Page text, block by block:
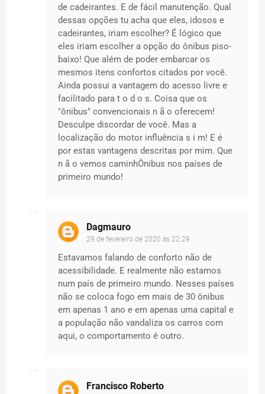
de cadeirantes. E de fácil manutenção. Qual
dessas opções tu acha que eles, idosos e
cadeirantes, iriam escolher? É lógico que
eles iriam escolher a opção do ônibus piso-
baixo! Que além de poder embarcar os
mesmos itens confortos citados por você.
Ainda possui a vantagem do acesso livre e
facilitado para t o d o s. Coisa que os
"ônibus" convencionais n ã o oferecem!
Desculpe discordar de você. Mas a
localização do motor influência s i m! E é
por estas vantagens descritas por mim. Que
n ã o vemos caminhÔnibus nos países de
primeiro mundo!
Dagmauro
29 de fevereiro de 2020 às 22:29
Estavamos falando de conforto não de
acessibilidade. E realmente não estamos
num país de primeiro mundo. Nesses países
não se coloca fogo em mais de 30 ônibus
em apenas 1 ano e em apenas uma capital e
a população não vandaliza os carros com
aqui, o comportamento é outro.
Francisco Roberto